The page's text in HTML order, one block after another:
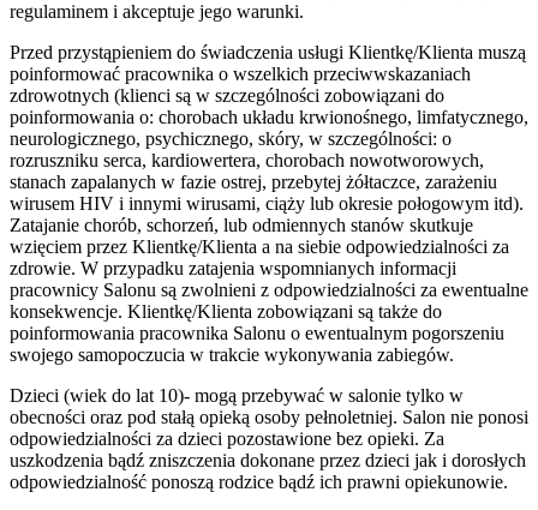
regulaminem i akceptuje jego warunki.
Przed przystąpieniem do świadczenia usługi Klientkę/Klienta muszą
poinformować pracownika o wszelkich przeciwwskazaniach
zdrowotnych (klienci są w szczególności zobowiązani do
poinformowania o: chorobach układu krwionośnego, limfatycznego,
neurologicznego, psychicznego, skóry, w szczególności: o
rozruszniku serca, kardiowertera, chorobach nowotworowych,
stanach zapalanych w fazie ostrej, przebytej żółtaczce, zarażeniu
wirusem HIV i innymi wirusami, ciąży lub okresie połogowym itd).
Zatajanie chorób, schorzeń, lub odmiennych stanów skutkuje
wzięciem przez Klientkę/Klienta a na siebie odpowiedzialności za
zdrowie. W przypadku zatajenia wspomnianych informacji
pracownicy Salonu są zwolnieni z odpowiedzialności za ewentualne
konsekwencje. Klientkę/Klienta zobowiązani są także do
poinformowania pracownika Salonu o ewentualnym pogorszeniu
swojego samopoczucia w trakcie wykonywania zabiegów.
Dzieci (wiek do lat 10)- mogą przebywać w salonie tylko w
obecności oraz pod stałą opieką osoby pełnoletniej. Salon nie ponosi
odpowiedzialności za dzieci pozostawione bez opieki. Za
uszkodzenia bądź zniszczenia dokonane przez dzieci jak i dorosłych
odpowiedzialność ponoszą rodzice bądź ich prawni opiekunowie.